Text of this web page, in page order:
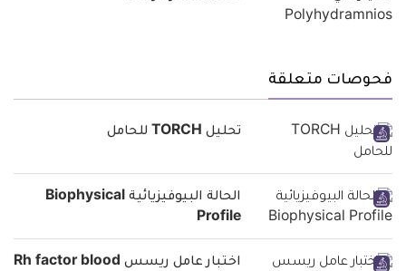
فحوصات متعلقة
تحليل TORCH للحامل
الحالة البيوفيزيائية Biophysical
Profile
اختبار عامل ريسس Rh factor blood